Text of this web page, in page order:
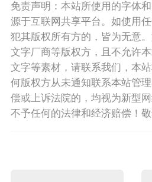
免责声明：本站所使用的字体
源于互联网共享平台。如使用
犯其版权所有方的，皆为无意
文字厂商等版权方，且不允许
文字等素材，请联系我们，本
何版权方从未通知联系本站管
偿或上诉法院的，均视为新型
不予任何的法律和经济赔偿！敬